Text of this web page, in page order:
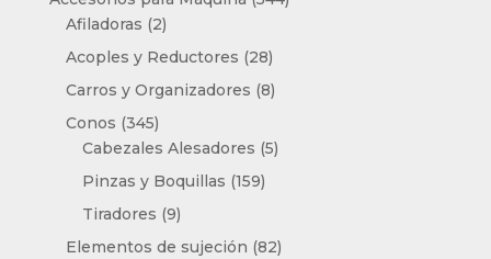
Afiladoras 22
productos
Acoples y Reductores 2828
productos
Carros y Organizadores 88
Conos 345345
productos
Cabezales Alesadores 55
Pinzas y Boquillas 159159
Tiradores 99
productos
Elementos de sujeción 8282